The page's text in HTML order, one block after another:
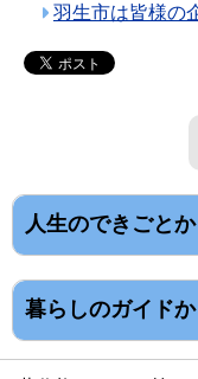
羽生市は皆様の
人生のできごと
暮らしのガイド